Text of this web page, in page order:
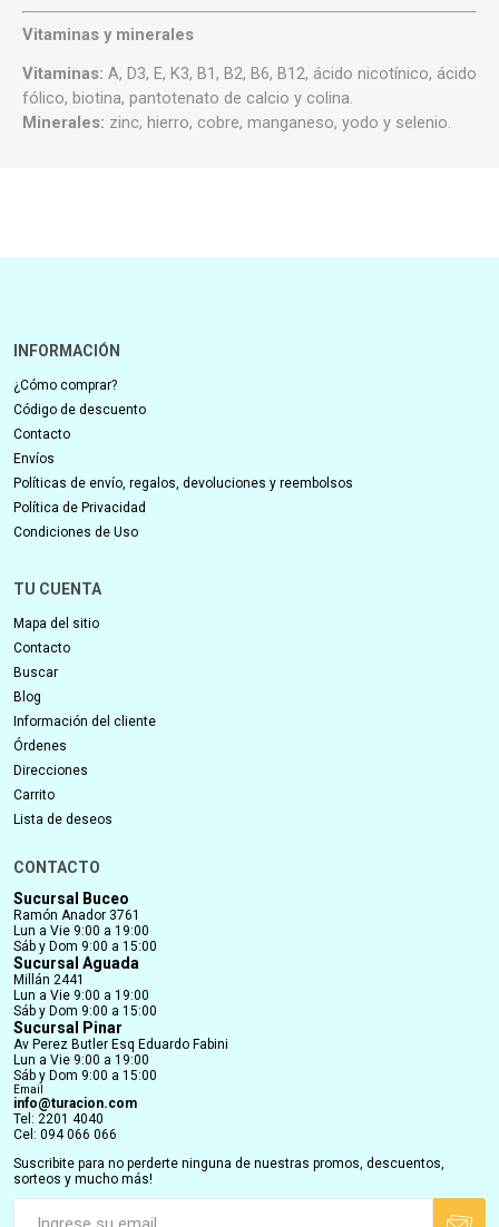
Vitaminas y minerales
Vitaminas: A, D3, E, K3, B1, B2, B6, B12, ácido nicotínico, ácido
fólico, biotina, pantotenato de calcio y colina.
Minerales: zinc, hierro, cobre, manganeso, yodo y selenio.
INFORMACIÓN
¿Cómo comprar?
Código de descuento
Contacto
Envíos
Políticas de envío, regalos, devoluciones y reembolsos
Política de Privacidad
Condiciones de Uso
TU CUENTA
Mapa del sitio
Contacto
Buscar
Blog
Información del cliente
Órdenes
Direcciones
Carrito
Lista de deseos
CONTACTO
Sucursal Buceo
Ramón Anador 3761
Lun a Vie 9:00 a 19:00
Sáb y Dom 9:00 a 15:00
Sucursal Aguada
Millán 2441
Lun a Vie 9:00 a 19:00
Sáb y Dom 9:00 a 15:00
Sucursal Pinar
Av Perez Butler Esq Eduardo Fabini
Lun a Vie 9:00 a 19:00
Sáb y Dom 9:00 a 15:00
Email
info@turacion.com
Tel: 2201 4040
Cel: 094 066 066
Suscribite para no perderte ninguna de nuestras promos, descuentos,
sorteos y mucho más!